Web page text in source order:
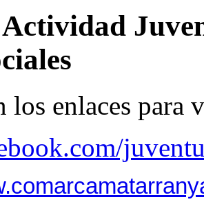
los enlaces para